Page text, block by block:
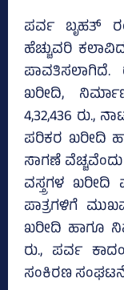
ಪರ್ವ ಬೃಹತ್‌
ಹೆಚ್ಚುವರಿ
ಪಾವತಿಸಲಾಗಿದೆ.
ಖರೀದಿ,
4,32,436 ರು.,
ಪರಿಕರ ಖರೀದಿ
ಸಾಗಣೆ ವೆಚ್ಚವೆಂದು
ವಸ್ತ್ರಗಳ ಖರೀದಿ
ಪಾತ್ರಗಳಿಗೆ
ಖರೀದಿ ಹಾಗೂ
ರು., ಪರ್ವ
ಸಂಕಿರಣ